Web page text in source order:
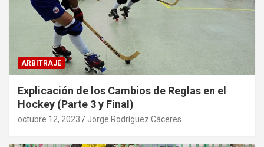
ARBITRAJE
Explicación de los Cambios de Reglas en el
Hockey (Parte 3 y Final)
octubre 12, 2023 Jorge Rodríguez Cáceres